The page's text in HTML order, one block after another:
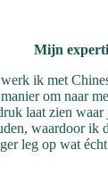
Mijn
ik met
om naar
laat zien waar
waardoor ik
leg op wat